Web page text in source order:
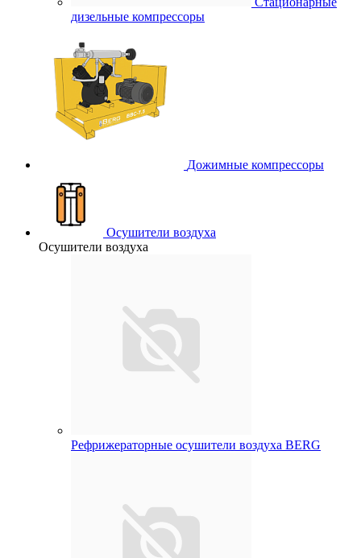
дизельные компрессоры
Дожимные компрессоры
Осушители воздуха
Осушители воздуха
Рефрижераторные осушители воздуха BERG